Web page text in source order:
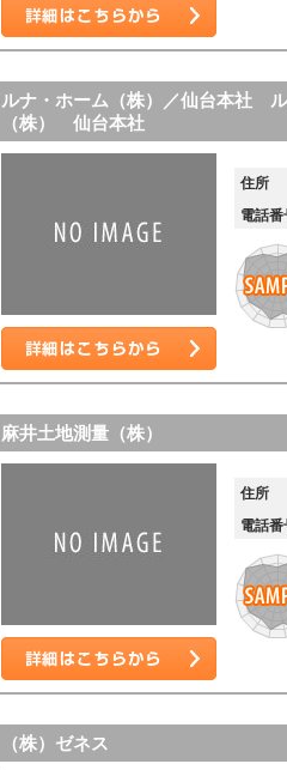
詳細はこちら
ルナ・ホーム（株）／仙台本社
（株） 仙台本社
詳細はこちら
住所
電話番
麻井土地測量（株）
詳細はこちら
住所
電話番
（株）ゼネス